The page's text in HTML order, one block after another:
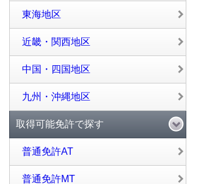
東海地区
近畿・関西地区
中国・四国地区
九州・沖縄地区
取得可能免許で探す
普通免許AT
普通免許MT